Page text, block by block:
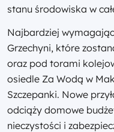
stanu środowiska w
Najbardziej
Grzechyni, które
oraz pod torami
osiedle Za Wodą w
Szczepanki. Nowe
odciąży domowe
nieczystości i